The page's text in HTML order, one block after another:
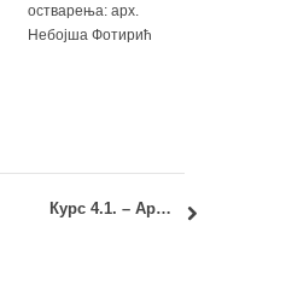
остварења: арх.
Небојша Фотирић
Курс 4.1. – Архитектонске конструкције 1: Консултације код арх. Степановића